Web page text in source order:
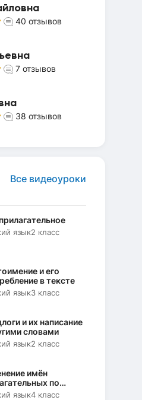
40 отзывов
7 отзывов
38 отзывов
Все видеоуроки
язык2 класс
и его
в тексте
язык3 класс
и их написание
словами
язык2 класс
имён
по
и числам
язык4 класс